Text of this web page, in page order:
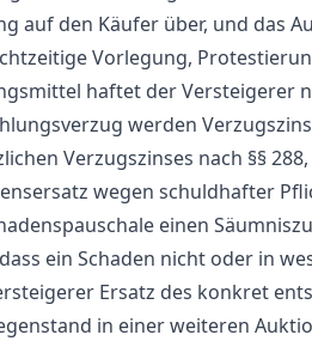
auf den Käufer über, und das
Vorlegung,
haftet der Versteigerer
werden
Verzugszinses nach §§
wegen schuldhafter
einen
ein Schaden nicht oder in
Ersatz des konkret
in einer weiteren